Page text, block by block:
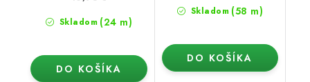
Skladom (24 m)
DO KOŠÍKA
Skladom (58 m)
DO KOŠÍKA